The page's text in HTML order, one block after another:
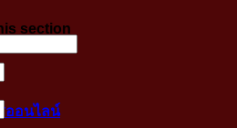
ออนไลน์
section